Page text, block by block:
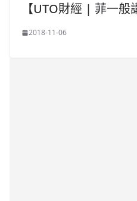
【UTO財經 | 菲一般
2018-11-06